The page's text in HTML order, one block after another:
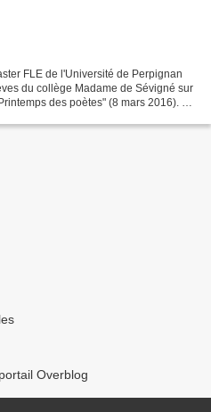
FLE de l'Université de Perpignan
du collège Madame de Sévigné sur
des poètes" (8 mars 2016). En
Overblog